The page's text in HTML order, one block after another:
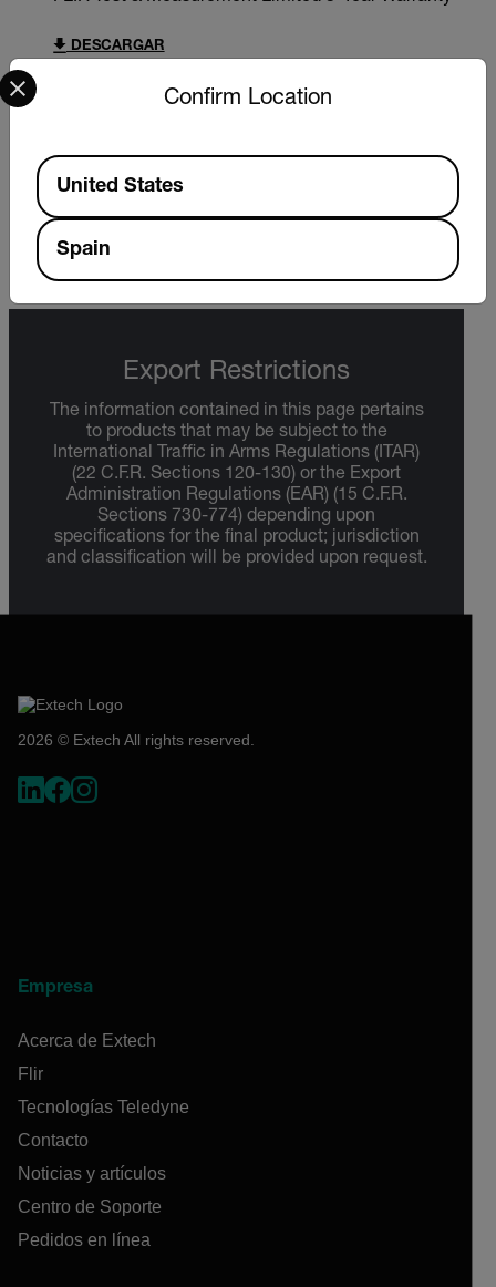
DESCARGAR
Clamp Meter Family Brochure
Export Restrictions
The information contained in this page pertains
to products that may be subject to the
International Traffic in Arms Regulations (ITAR)
(22 C.F.R. Sections 120-130) or the Export
Administration Regulations (EAR) (15 C.F.R.
Sections 730-774) depending upon
specifications for the final product; jurisdiction
and classification will be provided upon request.
2026 © Extech All rights reserved.
Empresa
Acerca de Extech
Flir
Tecnologías Teledyne
Contacto
Noticias y artículos
Centro de Soporte
Pedidos en línea
Confirm Location
Select your preferred country and language from the
Available Locations
United States
Spain